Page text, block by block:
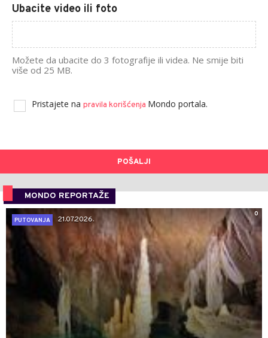
Ubacite video ili foto
Možete da ubacite do 3 fotografije ili videa. Ne smije biti
više od 25 MB.
Pristajete na pravila korišćenja Mondo portala.
POŠALJI
MONDO REPORTAŽE
0
PUTOVANJA
21.07.2026.